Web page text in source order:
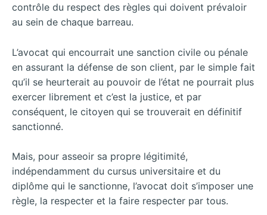
contrôle du respect des règles qui doivent prévaloir
au sein de chaque barreau.
L’avocat qui encourrait une sanction civile ou pénale
en assurant la défense de son client, par le simple fait
qu’il se heurterait au pouvoir de l’état ne pourrait plus
exercer librement et c’est la justice, et par
conséquent, le citoyen qui se trouverait en définitif
sanctionné.
Mais, pour asseoir sa propre légitimité,
indépendamment du cursus universitaire et du
diplôme qui le sanctionne, l’avocat doit s’imposer une
règle, la respecter et la faire respecter par tous.